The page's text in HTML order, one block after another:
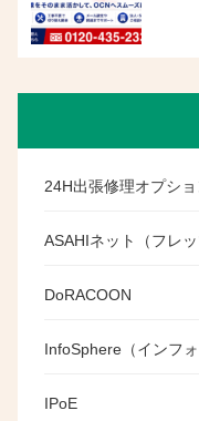
24H出張修理オプショ
ASAHIネット（フレッ
DoRACOON
InfoSphere（インフォ
IPoE